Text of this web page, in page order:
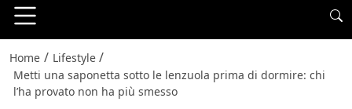
Home / Lifestyle /
Metti una saponetta sotto le lenzuola prima di dormire: chi
l’ha provato non ha più smesso